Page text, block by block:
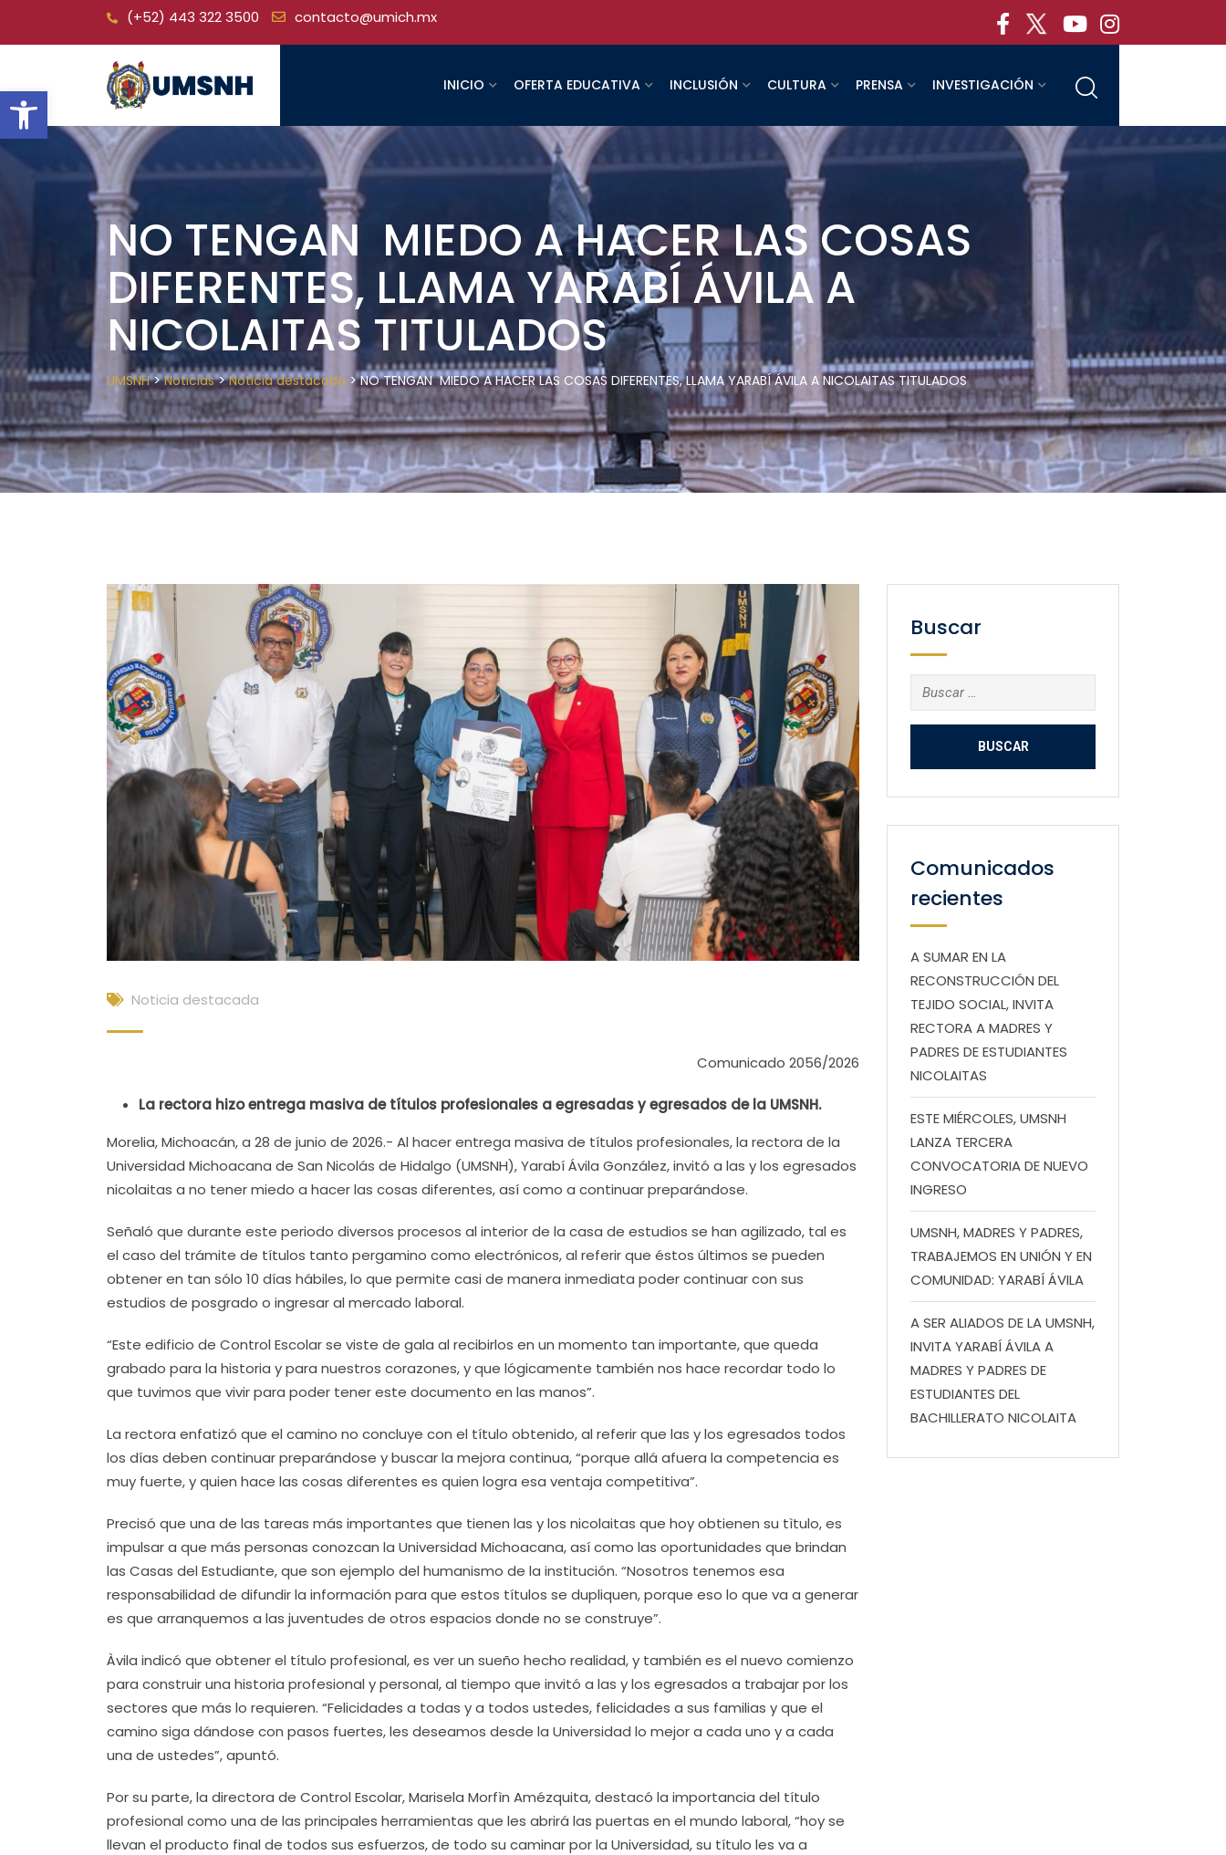
Open toolbar
(+52) 443 322 3500 contacto@umich.mx
INICIO OFERTA EDUCATIVA INCLUSIÓN CULTURA PRENSA INVESTIGACIÓN
NO TENGAN MIEDO A HACER LAS COSAS
DIFERENTES, LLAMA YARABÍ ÁVILA A
NICOLAITAS TITULADOS
UMSNH>Noticias>Noticia destacada >NO TENGAN MIEDO A HACER LAS COSAS DIFERENTES, LLAMA YARABÍ ÁVILA A NICOLAITAS TITULADOS
Noticia destacada
Comunicado 2056/2026
La rectora hizo entrega masiva de títulos profesionales a egresadas y egresados de la UMSNH.
Morelia, Michoacán, a 28 de junio de 2026.- Al hacer entrega masiva de títulos profesionales, la rectora de la
Universidad Michoacana de San Nicolás de Hidalgo (UMSNH), Yarabí Ávila González, invitó a las y los egresados
nicolaitas a no tener miedo a hacer las cosas diferentes, así como a continuar preparándose.
Señaló que durante este periodo diversos procesos al interior de la casa de estudios se han agilizado, tal es
el caso del trámite de títulos tanto pergamino como electrónicos, al referir que éstos últimos se pueden
obtener en tan sólo 10 días hábiles, lo que permite casi de manera inmediata poder continuar con sus
estudios de posgrado o ingresar al mercado laboral.
“Este edificio de Control Escolar se viste de gala al recibirlos en un momento tan importante, que queda
grabado para la historia y para nuestros corazones, y que lógicamente también nos hace recordar todo lo
que tuvimos que vivir para poder tener este documento en las manos”.
La rectora enfatizó que el camino no concluye con el título obtenido, al referir que las y los egresados todos
los días deben continuar preparándose y buscar la mejora continua, “porque allá afuera la competencia es
muy fuerte, y quien hace las cosas diferentes es quien logra esa ventaja competitiva”.
Precisó que una de las tareas más importantes que tienen las y los nicolaitas que hoy obtienen su tìtulo, es
impulsar a que más personas conozcan la Universidad Michoacana, así como las oportunidades que brindan
las Casas del Estudiante, que son ejemplo del humanismo de la institución. “Nosotros tenemos esa
responsabilidad de difundir la información para que estos títulos se dupliquen, porque eso lo que va a generar
es que arranquemos a las juventudes de otros espacios donde no se construye”.
Àvila indicó que obtener el título profesional, es ver un sueño hecho realidad, y también es el nuevo comienzo
para construir una historia profesional y personal, al tiempo que invitó a las y los egresados a trabajar por los
sectores que más lo requieren. “Felicidades a todas y a todos ustedes, felicidades a sus familias y que el
camino siga dándose con pasos fuertes, les deseamos desde la Universidad lo mejor a cada uno y a cada
una de ustedes”, apuntó.
Por su parte, la directora de Control Escolar, Marisela Morfìn Amézquita, destacó la importancia del título
profesional como una de las principales herramientas que les abrirá las puertas en el mundo laboral, “hoy se
llevan el producto final de todos sus esfuerzos, de todo su caminar por la Universidad, su título les va a
Buscar
Buscar:
Comunicados
recientes
A SUMAR EN LA
RECONSTRUCCIÓN DEL
TEJIDO SOCIAL, INVITA
RECTORA A MADRES Y
PADRES DE ESTUDIANTES
NICOLAITAS
ESTE MIÉRCOLES, UMSNH
LANZA TERCERA
CONVOCATORIA DE NUEVO
INGRESO
UMSNH, MADRES Y PADRES,
TRABAJEMOS EN UNIÓN Y EN
COMUNIDAD: YARABÍ ÁVILA
A SER ALIADOS DE LA UMSNH,
INVITA YARABÍ ÁVILA A
MADRES Y PADRES DE
ESTUDIANTES DEL
BACHILLERATO NICOLAITA